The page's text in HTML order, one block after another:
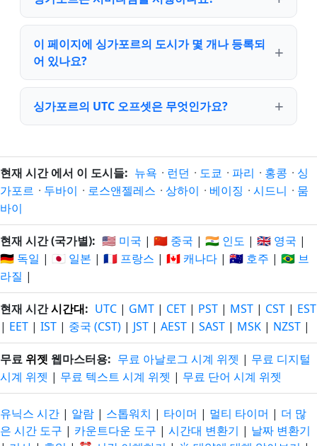
이 페이지에 싱가포르의 도시가 몇 개나 등록되
어 있나요?
싱가포르의 UTC 오프셋은 무엇인가요?
현재 시간 에서 이 도시들: 뉴욕 · 런던 · 도쿄 · 파리 · 홍콩 · 싱
가포르 · 두바이 · 로스앤젤레스 · 상하이 · 베이징 · 시드니 · 뭄
바이
현재 시간 (국가별): 🇺🇸 미국 | 🇨🇳 중국 | 🇮🇳 인도 | 🇬🇧 영국 |
🇩🇪 독일 | 🇯🇵 일본 | 🇫🇷 프랑스 | 🇨🇦 캐나다 | 🇦🇺 호주 | 🇧🇷 브
라질 |
현재 시간시간대: UTC | GMT | CET | PST | MST | CST | EST
| EET | IST | 중국 (CST) | JST | AEST | SAST | MSK | NZST |
무료 위젯 웹마스터용: 무료 아날로그 시계 위젯 | 무료 디지털
시계 위젯 | 무료 텍스트 시계 위젯 | 무료 단어 시계 위젯
유닉스 시간 | 알람 | 스톱워치 | 타이머 | 멀티 타이머 | 더 많
은 시간 도구 | 카운트다운 도구 | 시간대 변환기 | 날짜 변환기